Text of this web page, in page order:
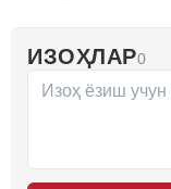
ИЗОҲЛАР0